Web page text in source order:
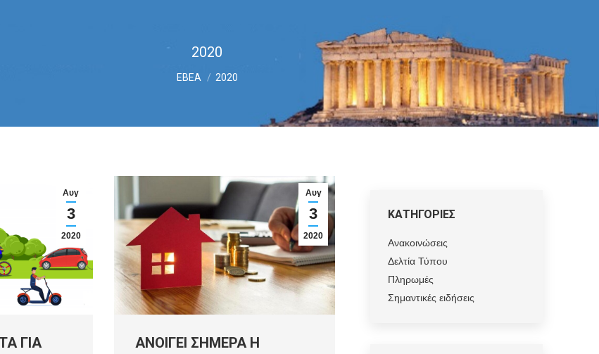
2020
ΕΒΕΑ 2020
Αυγ
3
2020
ΓΙΑ
Αυγ
3
2020
ΑΝΟΙΓΕΙ ΣΗΜΕΡΑ Η
ΚΑΤΗΓΟΡΙΕΣ
Ανακοινώσεις
Δελτία Τύπου
Πληρωμές
Σημαντικές ειδήσεις